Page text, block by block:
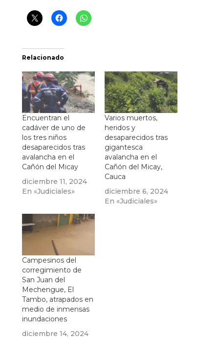
Relacionado
Encuentran el
cadáver de uno de
los tres niños
desaparecidos tras
avalancha en el
Cañón del Micay
diciembre 11, 2024
En «Judiciales»
Varios muertos,
heridos y
desaparecidos tras
gigantesca
avalancha en el
Cañón del Micay,
Cauca
diciembre 6, 2024
En «Judiciales»
Campesinos del
corregimiento de
San Juan del
Mechengue, El
Tambo, atrapados en
medio de inmensas
inundaciones
diciembre 14, 2024